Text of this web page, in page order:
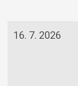
16. 7. 2026